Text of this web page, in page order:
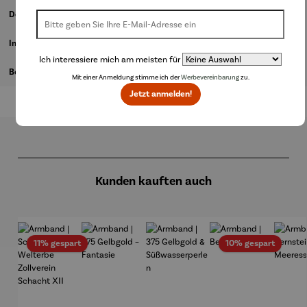
Details
Informationen zum Hersteller
Bewertungen
Kunden kauften auch
11% gespartRabatt 10% gespartRabatt
Ich interessiere mich am meisten für
Mit einer Anmeldung stimme ich derWerbevereinbarungzu.
Jetzt anmelden!